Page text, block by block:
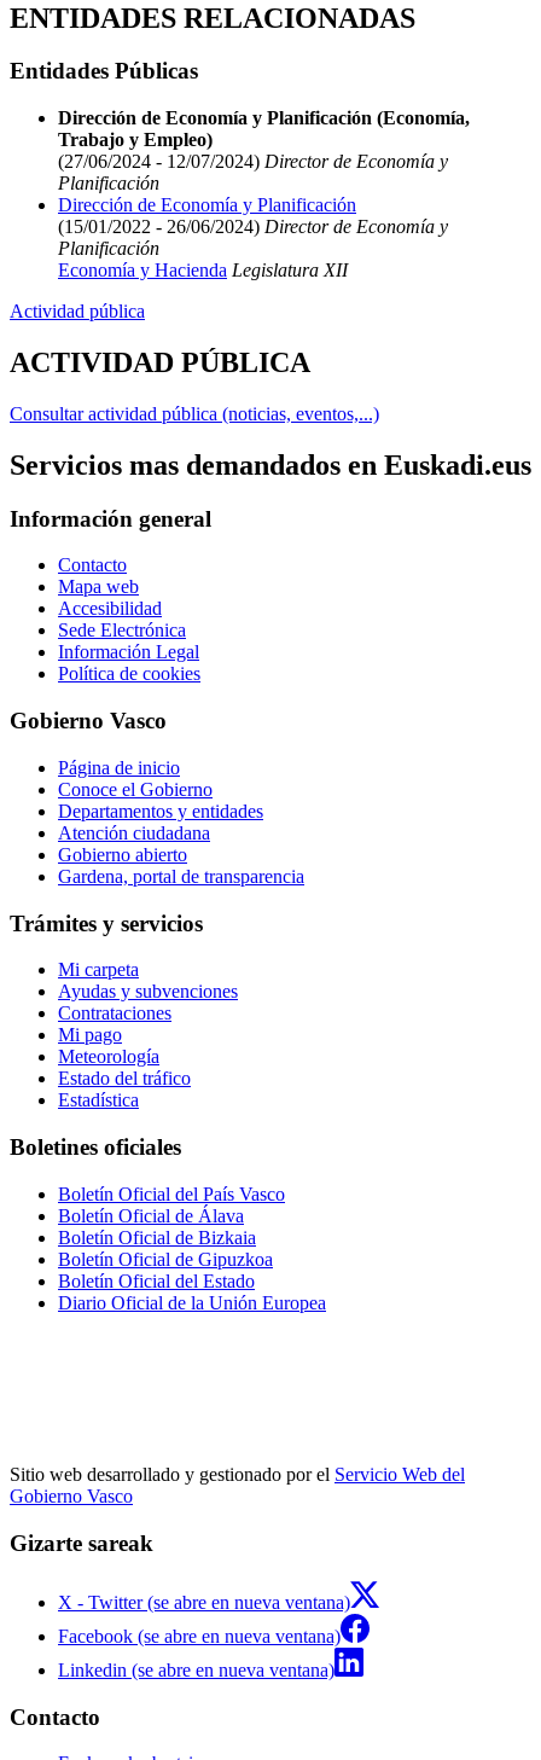
ENTIDADES RELACIONADAS
Entidades Públicas
Dirección de Economía y Planificación (Economía,
Trabajo y Empleo)
(27/06/2024 - 12/07/2024) Director de Economía y
Planificación
Dirección de Economía y Planificación
(15/01/2022 - 26/06/2024) Director de Economía y
Planificación
Economía y Hacienda Legislatura XII
Actividad pública
ACTIVIDAD PÚBLICA
Consultar actividad pública (noticias, eventos,...)
Servicios mas demandados en Euskadi.eus
Información general
Contacto
Mapa web
Accesibilidad
Sede Electrónica
Información Legal
Política de cookies
Gobierno Vasco
Página de inicio
Conoce el Gobierno
Departamentos y entidades
Atención ciudadana
Gobierno abierto
Gardena, portal de transparencia
Trámites y servicios
Mi carpeta
Ayudas y subvenciones
Contrataciones
Mi pago
Meteorología
Estado del tráfico
Estadística
Boletines oficiales
Boletín Oficial del País Vasco
Boletín Oficial de Álava
Boletín Oficial de Bizkaia
Boletín Oficial de Gipuzkoa
Boletín Oficial del Estado
Diario Oficial de la Unión Europea
Sitio web desarrollado y gestionado por el Servicio Web del
Gobierno Vasco
Gizarte sareak
X - Twitter (se abre en nueva ventana)
Facebook (se abre en nueva ventana)
Linkedin (se abre en nueva ventana)
Contacto